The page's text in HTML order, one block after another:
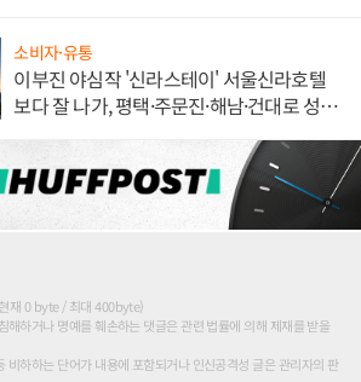
소비자·유통
이부진 야심작 '신라스테이' 서울신라호텔
보다 잘 나가, 평택·주문진·해남·건대로 성
재 0 byte / 최대 400byte)
해하거나 명예를 훼손하는 댓글은 관련 법률에 의해 제재를 받을
비하하는 단어가 내용에 포함되거나 인신공격성 글은 관리자의 판